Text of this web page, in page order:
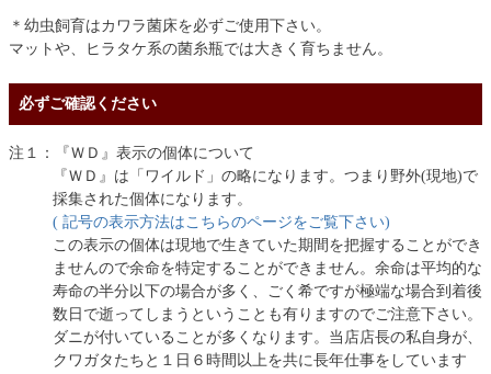
＊幼虫飼育はカワラ菌床を必ずご使用下さい。
マットや、ヒラタケ系の菌糸瓶では大きく育ちません。
必ずご確認ください
注１：『ＷＤ』表示の個体について
『ＷＤ』は「ワイルド」の略になります。つまり野外(現地)で
採集された個体になります。
( 記号の表示方法はこちらのページをご覧下さい)
この表示の個体は現地で生きていた期間を把握することができ
ませんので余命を特定することができません。余命は平均的な
寿命の半分以下の場合が多く、ごく希ですが極端な場合到着後
数日で逝ってしまうということも有りますのでご注意下さい。
ダニが付いていることが多くなります。当店店長の私自身が、
クワガタたちと１日６時間以上を共に長年仕事をしています